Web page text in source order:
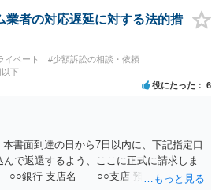
業者の対応遅延に対する法的措
イベート
#少額訴訟の相談・依頼
以下
役にたった 6
書面到達の日から7日以内に、下記指定口
で返還するよう、ここに正式に請求しま
○○銀行 支店名 ○○支店 預金種別 普通